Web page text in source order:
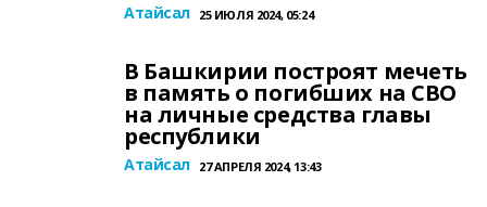
Атайсал 25 ИЮЛЯ 2024, 05:24
В Башкирии построят мечеть
в память о погибших на СВО
на личные средства главы
республики
Атайсал 27 АПРЕЛЯ 2024, 13:43